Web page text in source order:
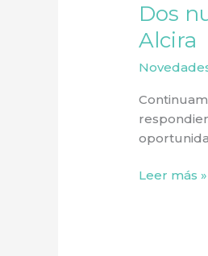
Dos
Alcira
cuadras
de
Cordón
Cuneta
Alcira
Leer más »